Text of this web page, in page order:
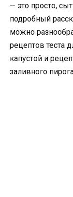
— это просто,
подробный
можно
рецептов теста
капустой и
заливного